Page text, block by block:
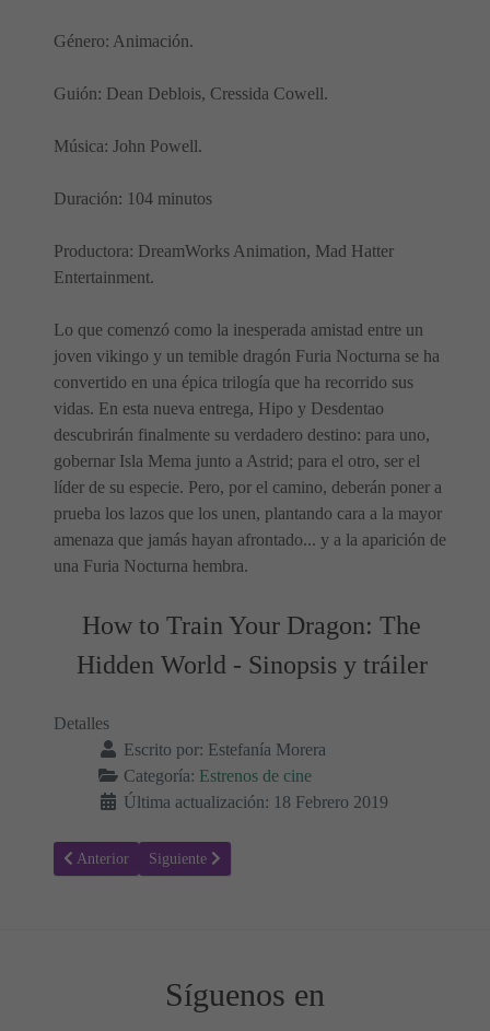
Género: Animación.
Guión: Dean Deblois, Cressida Cowell.
Música: John Powell.
Duración: 104 minutos
Productora: DreamWorks Animation, Mad Hatter
Entertainment.
Lo que comenzó como la inesperada amistad entre un
joven vikingo y un temible dragón Furia Nocturna se ha
convertido en una épica trilogía que ha recorrido sus
vidas. En esta nueva entrega, Hipo y Desdentao
descubrirán finalmente su verdadero destino: para uno,
gobernar Isla Mema junto a Astrid; para el otro, ser el
líder de su especie. Pero, por el camino, deberán poner a
prueba los lazos que los unen, plantando cara a la mayor
amenaza que jamás hayan afrontado... y a la aparición de
una Furia Nocturna hembra.
How to Train Your Dragon: The
Hidden World - Sinopsis y tráiler
Detalles
Escrito por: Estefanía Morera
Categoría: Estrenos de cine
Última actualización: 18 Febrero 2019
Artículo anterior: Larga vida y prosperidad - Sinopsis y Trailer
Anterior Artículo siguiente: La rata pirata - Sinopsis y Trailer
Siguiente
Síguenos en